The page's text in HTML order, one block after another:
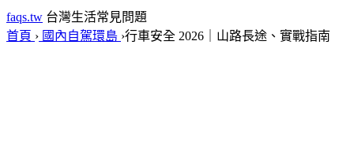
faqs.tw 台灣生活常見問題
首頁 › 國內自駕環島 ›行車安全 2026｜山路長途、實戰指南